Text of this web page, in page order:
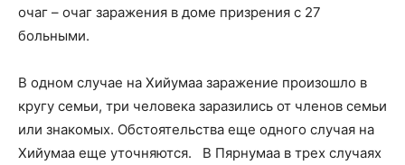
очаг – очаг заражения в доме призрения с 27
больными.
В одном случае на Хийумаа заражение произошло в
кругу семьи, три человека заразились от членов семьи
или знакомых. Обстоятельства еще одного случая на
Хийумаа еще уточняются. В Пярнумаа в трех случаях